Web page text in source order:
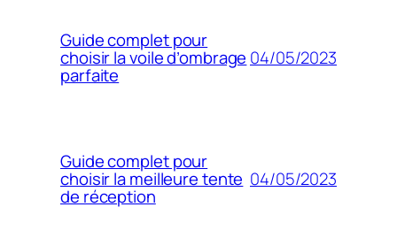
Guide complet pour
choisir la voile d’ombrage
parfaite
04/05/2023
Guide complet pour
choisir la meilleure tente
de réception
04/05/2023